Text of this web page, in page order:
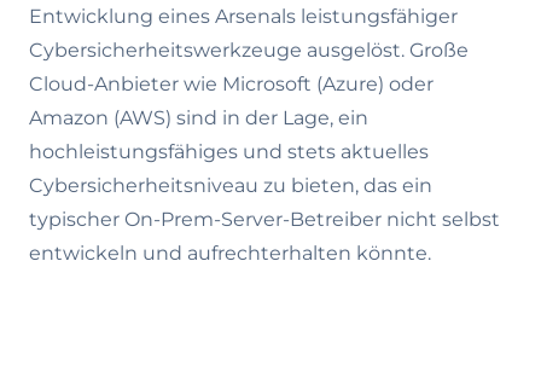
Entwicklung eines Arsenals leistungsfähiger
Cybersicherheitswerkzeuge ausgelöst. Große
Cloud-Anbieter wie Microsoft (Azure) oder
Amazon (AWS) sind in der Lage, ein
hochleistungsfähiges und stets aktuelles
Cybersicherheitsniveau zu bieten, das ein
typischer On-Prem-Server-Betreiber nicht selbst
entwickeln und aufrechterhalten könnte.